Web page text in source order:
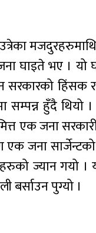
घाइते भए ।
सरकारको हिंसक
हुँदै थियो
एक जना
एक जना
ज्यान गयो ।
बर्साउन पुग्यो ।